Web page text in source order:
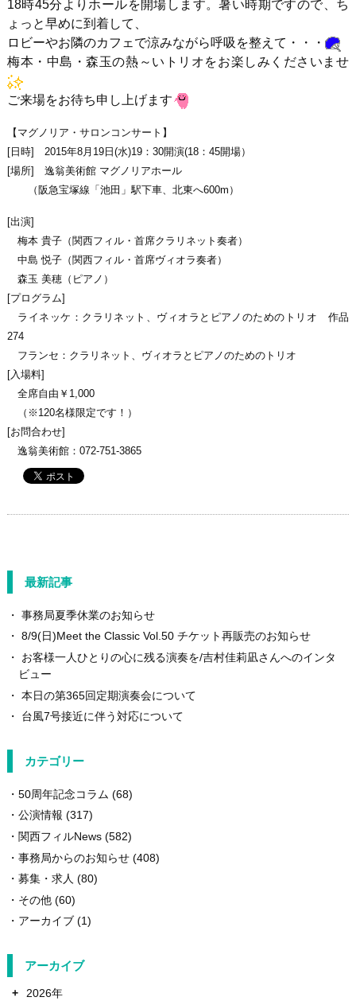
18時45分よりホールを開場します。暑い時期ですので、ち
ょっと早めに到着して、
ロビーやお隣のカフェで涼みながら呼吸を整えて・・・
梅本・中島・森玉の熱～いトリオをお楽しみくださいませ
ご来場をお待ち申し上げます
【マグノリア・サロンコンサート】
[日時] 2015年8月19日(水)19：30開演(18：45開場）
[場所] 逸翁美術館 マグノリアホール
（阪急宝塚線「池田」駅下車、北東へ600m）
[出演]
梅本 貴子（関西フィル・首席クラリネット奏者）
中島 悦子（関西フィル・首席ヴィオラ奏者）
森玉 美穂（ピアノ）
[プログラム]
ライネッケ：クラリネット、ヴィオラとピアノのためのトリオ 作品
274
フランセ：クラリネット、ヴィオラとピアノのためのトリオ
[入場料]
全席自由￥1,000
（※120名様限定です！）
[お問合わせ]
逸翁美術館：072-751-3865
最新記事
事務局夏季休業のお知らせ
8/9(日)Meet the Classic Vol.50 チケット再販売のお知らせ
お客様一人ひとりの心に残る演奏を/吉村佳莉凪さんへのインタ
ビュー
本日の第365回定期演奏会について
台風7号接近に伴う対応について
カテゴリー
50周年記念コラム (68)
公演情報 (317)
関西フィルNews(582)
事務局からのお知らせ(408)
募集・求人 (80)
その他(60)
アーカイブ(1)
アーカイブ
+
2026年